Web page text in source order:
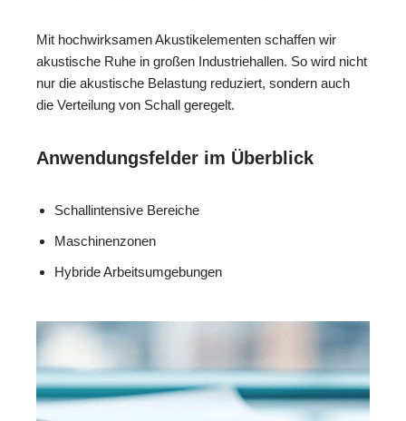
Mit hochwirksamen Akustikelementen schaffen wir
akustische Ruhe in großen Industriehallen. So wird nicht
nur die akustische Belastung reduziert, sondern auch
die Verteilung von Schall geregelt.
Anwendungsfelder im Überblick
Schallintensive Bereiche
Maschinenzonen
Hybride Arbeitsumgebungen